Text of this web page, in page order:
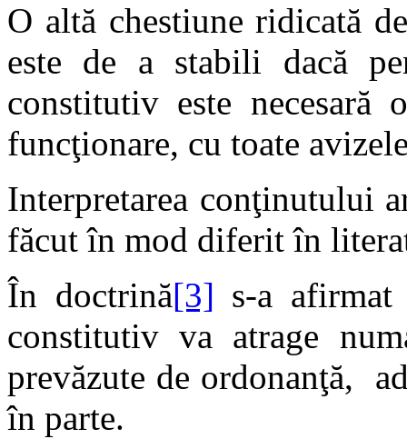
O altă chestiune ridicată
este de a stabili dacă
constitutiv este
funcţionare, cu toate
Interpretarea conţinutului
făcut în mod diferit în
În doctrină[3] s-a afirmat
constitutiv va atrage
prevăzute de ordonanţă,
în parte.